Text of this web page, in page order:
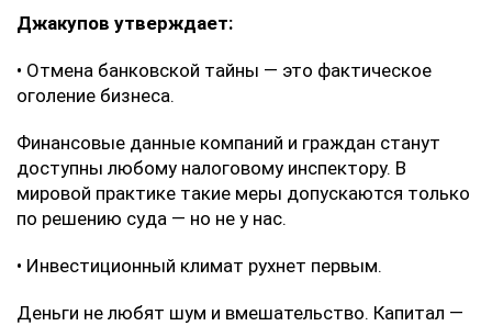
Джакупов утверждает:
• Отмена банковской тайны — это фактическое
оголение бизнеса.
Финансовые данные компаний и граждан станут
доступны любому налоговому инспектору. В
мировой практике такие меры допускаются только
по решению суда — но не у нас.
• Инвестиционный климат рухнет первым.
Деньги не любят шум и вмешательство. Капитал —